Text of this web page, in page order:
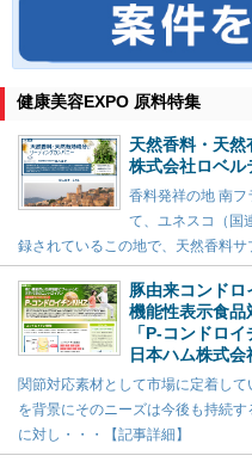
健康美容EXPO 原料特集
天然香料・天
株式会社ロベル
香料発祥の地 南フ
て、ユネスコ（国
録されているこの地で、天然香料サ
豚由来コンドロ
機能性表示食品
「P-コンドロイ
日本ハム株式会
関節対応素材として市場に定着し
を背景にそのニーズは今後も持続
に対し・・・【記事詳細】